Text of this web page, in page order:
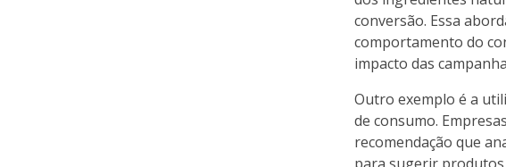
conversão. Essa
comportamento do
impacto das
Outro exemplo é a
de consumo.
recomendação que